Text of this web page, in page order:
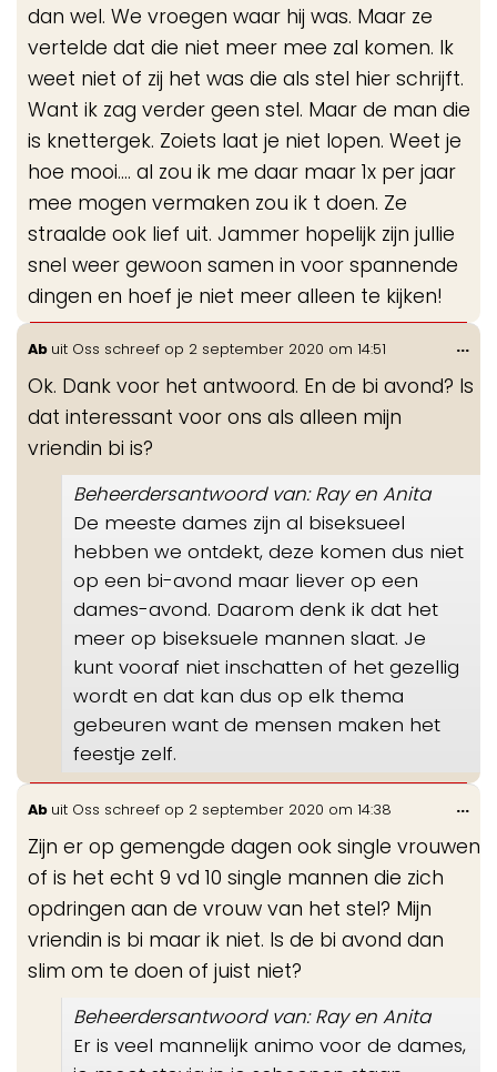
dan wel. We vroegen waar hij was. Maar ze
vertelde dat die niet meer mee zal komen. Ik
weet niet of zij het was die als stel hier schrijft.
Want ik zag verder geen stel. Maar de man die
is knettergek. Zoiets laat je niet lopen. Weet je
hoe mooi.... al zou ik me daar maar 1x per jaar
mee mogen vermaken zou ik t doen. Ze
straalde ook lief uit. Jammer hopelijk zijn jullie
snel weer gewoon samen in voor spannende
dingen en hoef je niet meer alleen te kijken!
Ab uit Oss schreef op 2 september 2020 om 14:51
Ok. Dank voor het antwoord. En de bi avond? Is
dat interessant voor ons als alleen mijn
vriendin bi is?
Beheerdersantwoord van: Ray en Anita
De meeste dames zijn al biseksueel
hebben we ontdekt, deze komen dus niet
op een bi-avond maar liever op een
dames-avond. Daarom denk ik dat het
meer op biseksuele mannen slaat. Je
kunt vooraf niet inschatten of het gezellig
wordt en dat kan dus op elk thema
gebeuren want de mensen maken het
feestje zelf.
...
Ab uit Oss schreef op 2 september 2020 om 14:38
Zijn er op gemengde dagen ook single vrouwen
of is het echt 9 vd 10 single mannen die zich
opdringen aan de vrouw van het stel? Mijn
vriendin is bi maar ik niet. Is de bi avond dan
slim om te doen of juist niet?
Beheerdersantwoord van: Ray en Anita
Er is veel mannelijk animo voor de dames,
...